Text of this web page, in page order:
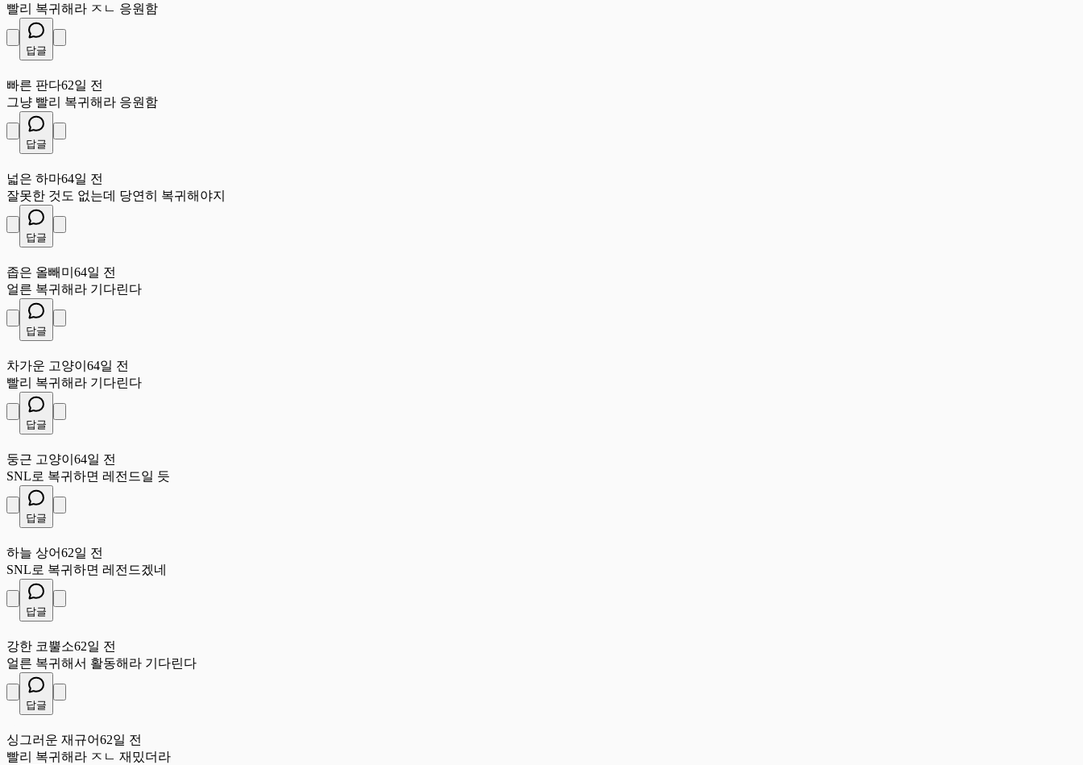
빨리 복귀해라 ㅈㄴ 응원함
답글
빠른 판다62일 전
그냥 빨리 복귀해라 응원함
답글
넓은 하마64일 전
잘못한 것도 없는데 당연히 복귀해야지
답글
좁은 올빼미 64일 전
얼른 복귀해라 기다린다
답글
차가운 고양이 64일 전
빨리 복귀해라 기다린다
답글
둥근 고양이 64일 전
SNL로 복귀하면 레전드일 듯
답글
하늘 상어62일 전
SNL로 복귀하면 레전드겠네
답글
강한 코뿔소62일 전
얼른 복귀해서 활동해라 기다린다
답글
싱그러운 재규어62일 전
빨리 복귀해라 ㅈㄴ 재밌더라